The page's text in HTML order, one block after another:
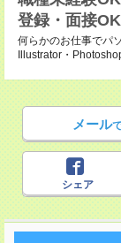
登録・面接OK
何らかのお仕事でパ
Illustrator・
メール
シェア